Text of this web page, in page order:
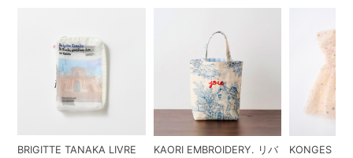
BRIGITTE TANAKA LIVRE
KAORI EMBROIDERY. リバ
KONGES